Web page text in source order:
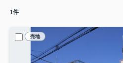
1件
売地